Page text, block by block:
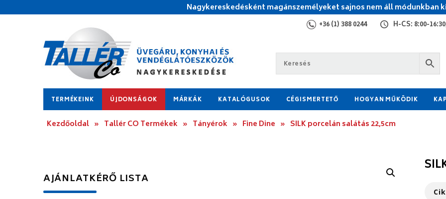
Nagykereskedésként magánszemélyeket sajnos nem áll módunkban
+36 (1) 388 0244 H-CS: 8:00-
TERMÉKEINK ÚJDONSÁGOK MÁRKÁK KATALÓGUSOK CÉGISMERTETŐ HOGYAN MŰKÖDIK
Kezdőoldal » Tallér CO Termékek » Tányérok » Fine Dine » SILK porcelán salátás 22,5cm
AJÁNLATKÉRŐ LISTA